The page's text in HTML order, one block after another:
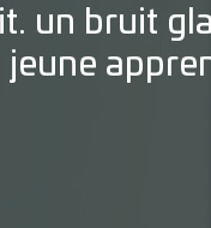
un bruit